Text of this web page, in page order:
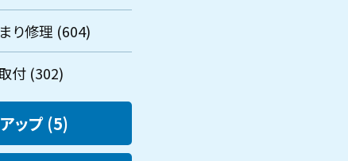
り修理 (604)
付 (302)
ップ (5)